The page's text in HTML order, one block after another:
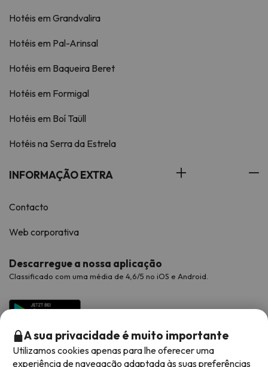
Hotéis em Grandvalira
Hotéis em Pal-Arinsal
Hotéis em Baqueira Beret
Hotéis em Formigal
Hotéis em Boí Taüll
Hotéis na Serra da Estrela
INFORMAÇÃO EXTRA
Contacto
Web corporativa
Descarregue a nossa aplicação
Classificado com uma média de 4,6/5 no iOS e Android.
A sua privacidade é muito importante
Utilizamos cookies apenas para lhe oferecer uma
experiência de navegação adaptada às suas preferências